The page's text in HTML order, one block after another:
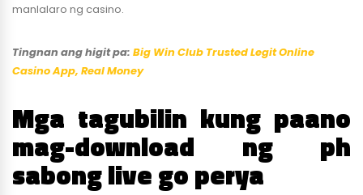
manlalaro ng casino.
Tingnan ang higit pa: Big Win Club Trusted Legit Online
Casino App, Real Money
Mga tagubilin kung paano
mag-download ng ph
sabong live go perya